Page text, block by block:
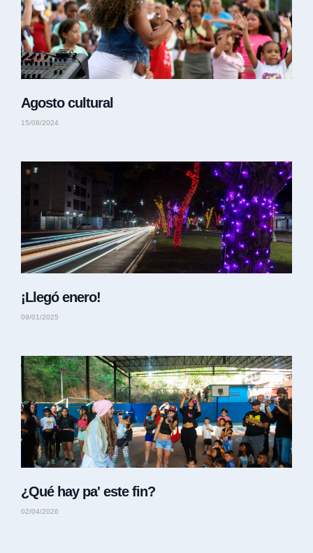
Agosto cultural
15/08/2024
¡Llegó enero!
09/01/2025
¿Qué hay pa' este fin?
02/04/2026